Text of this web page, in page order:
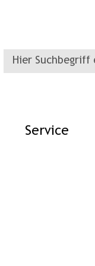
Service